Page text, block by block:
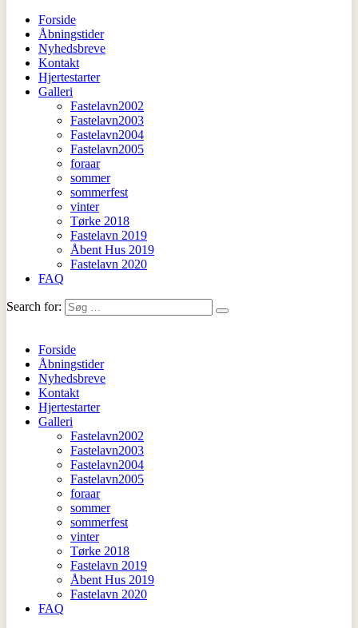
Forside
Åbningstider
Nyhedsbreve
Kontakt
Hjertestarter
Galleri
Fastelavn2002
Fastelavn2003
Fastelavn2004
Fastelavn2005
foraar
sommer
sommerfest
vinter
Tørke 2018
Fastelavn 2019
Åbent Hus 2019
Fastelavn 2020
FAQ
Search for:
Forside
Åbningstider
Nyhedsbreve
Kontakt
Hjertestarter
Galleri
Fastelavn2002
Fastelavn2003
Fastelavn2004
Fastelavn2005
foraar
sommer
sommerfest
vinter
Tørke 2018
Fastelavn 2019
Åbent Hus 2019
Fastelavn 2020
FAQ